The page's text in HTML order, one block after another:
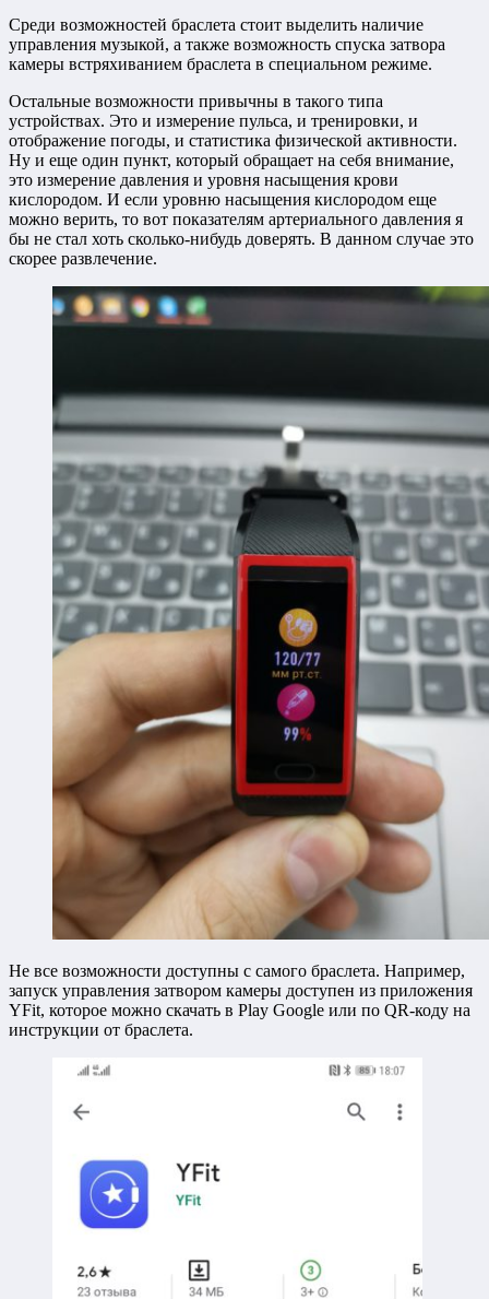
Среди возможностей браслета стоит выделить наличие
управления музыкой, а также возможность спуска затвора
камеры встряхиванием браслета в специальном режиме.
Остальные возможности привычны в такого типа
устройствах. Это и измерение пульса, и тренировки, и
отображение погоды, и статистика физической активности.
Ну и еще один пункт, который обращает на себя внимание,
это измерение давления и уровня насыщения крови
кислородом. И если уровню насыщения кислородом еще
можно верить, то вот показателям артериального давления я
бы не стал хоть сколько-нибудь доверять. В данном случае это
скорее развлечение.
Не все возможности доступны с самого браслета. Например,
запуск управления затвором камеры доступен из приложения
YFit, которое можно скачать в Play Google или по QR-коду на
инструкции от браслета.